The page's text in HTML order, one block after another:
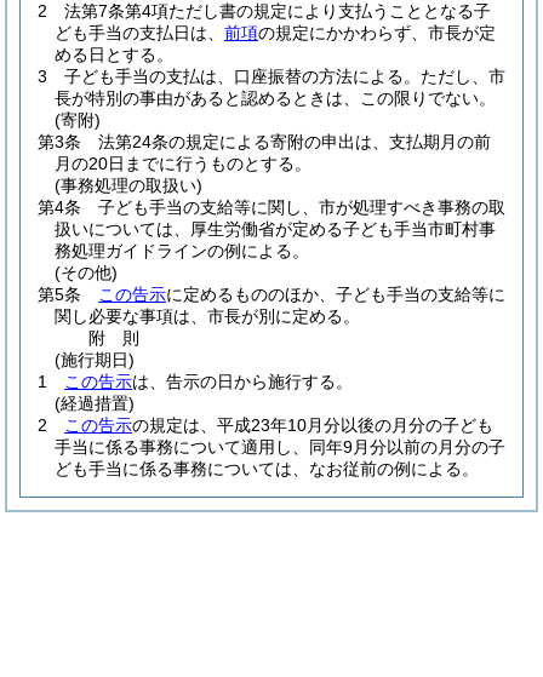
2
法第7条第4項ただし書の規定により支払うこととなる子
ども手当の支払日は、 前項の規定にかかわらず、市長が定
める日とする。
3
子ども手当の支払は、口座振替の方法による。 ただし、市
長が特別の事由があると認めるときは、この限りでない。
(寄附)
第3条
法第24条の規定による寄附の申出は、支払期月の前
月の20日までに行うものとする。
(事務処理の取扱い)
第4条
子ども手当の支給等に関し、市が処理すべき事務の取
扱いについては、厚生労働省が定める子ども手当市町村事
務処理ガイドラインの例による。
(その他)
第5条
この告示に定めるもののほか、子ども手当の支給等に
関し必要な事項は、市長が別に定める。
附 則
(施行期日)
1
この告示は、告示の日から施行する。
(経過措置)
2
この告示の規定は、平成23年10月分以後の月分の子ども
手当に係る事務について適用し、同年9月分以前の月分の子
ども手当に係る事務については、なお従前の例による。